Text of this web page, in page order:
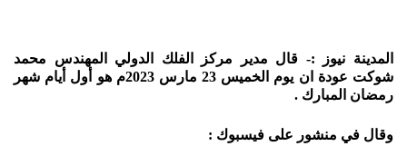
المدينة نيوز :- قال مدير مركز الفلك الدولي المهندس محمد
شوكت عودة ان يوم الخميس 23 مارس 2023م هو أول أيام شهر
رمضان المبارك .
وقال في منشور على فيسبوك :